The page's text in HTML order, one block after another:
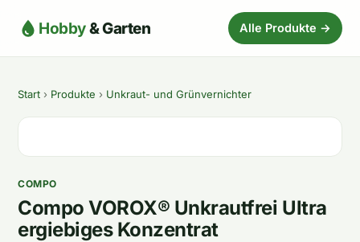
Hobby& Garten Alle Produkte →
Start › Produkte › Unkraut- und Grünvernichter
COMPO
Compo VOROX® Unkrautfrei Ultra
ergiebiges Konzentrat